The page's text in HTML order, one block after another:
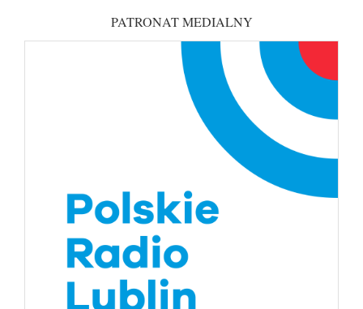
PATRONAT MEDIALNY